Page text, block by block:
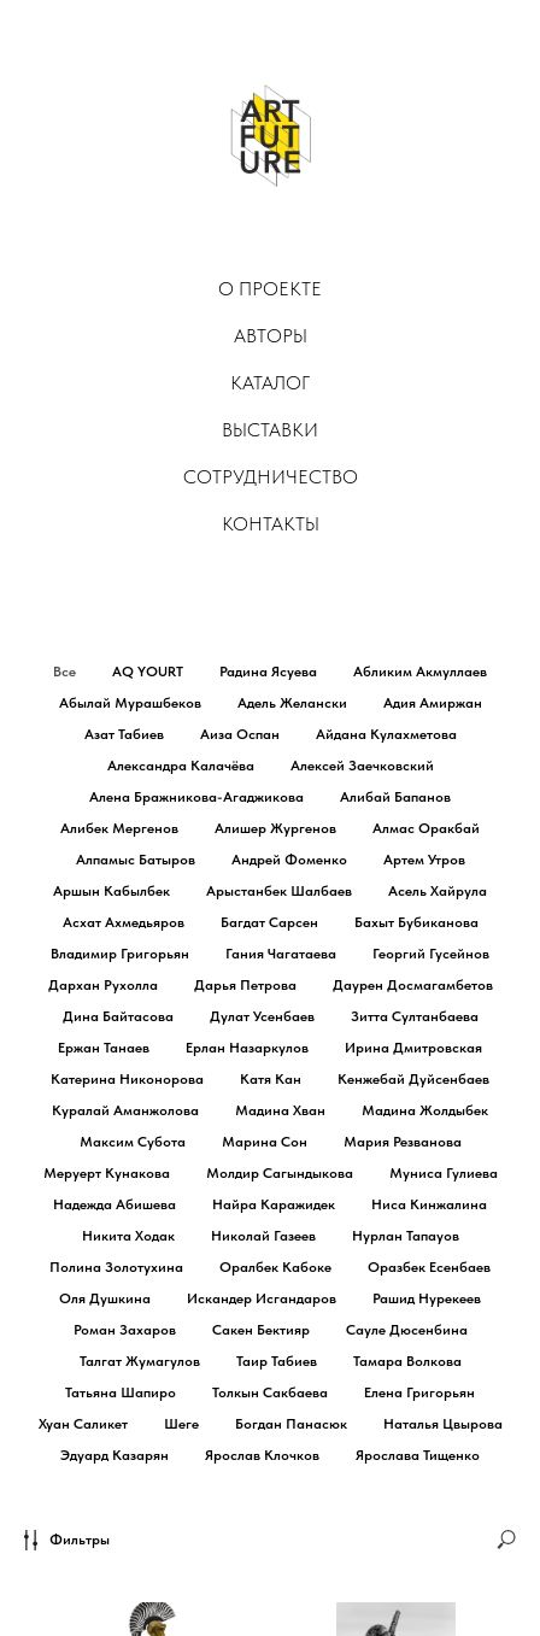
О ПРОЕКТЕ
АВТОРЫ
КАТАЛОГ
ВЫСТАВКИ
СОТРУДНИЧЕСТВО
КОНТАКТЫ
Все AQ YOURT Радина Ясуева
Абликим Акмуллаев
Абылай Мурашбеков
Адель Желански
Адия Амиржан
Азат Табиев
Аиза Оспан
Айдана Кулахметова
Александра Калачёва
Алексей Заечковский
Алена Бражникова-Агаджикова
Алибай Бапанов
Алибек Мергенов
Алишер Жургенов
Алмас Оракбай
Алпамыс Батыров
Андрей Фоменко
Артем Утров
Аршын Кабылбек
Арыстанбек Шалбаев
Асель Хайрула
Асхат Ахмедьяров
Багдат Сарсен
Бахыт Бубиканова
Владимир Григорьян
Гания Чагатаева
Георгий Гусейнов
Дархан Рухолла
Дарья Петрова
Даурен Досмагамбетов
Дина Байтасова
Дулат Усенбаев
Зитта Султанбаева
Ержан Танаев
Ерлан Назаркулов
Ирина Дмитровская
Катерина Никонорова
Катя Кан
Кенжебай Дуйсенбаев
Куралай Аманжолова
Мадина Хван
Мадина Жолдыбек
Максим Субота
Марина Сон
Мария Резванова
Меруерт Кунакова
Молдир Сагындыкова
Муниса Гулиева
Надежда Абишева
Найра Каражидек
Ниса Кинжалина
Никита Ходак
Николай Газеев
Нурлан Тапауов
Полина Золотухина
Оралбек Кабоке
Оразбек Есенбаев
Оля Душкина
Искандер Исгандаров
Рашид Нурекеев
Роман Захаров
Сакен Бектияр
Сауле Дюсенбина
Талгат Жумагулов
Таир Табиев
Тамара Волкова
Татьяна Шапиро
Толкын Сакбаева
Елена Григорьян
Хуан Саликет
Шеге Богдан Панасюк
Наталья Цвырова
Эдуард Казарян
Ярослав Клочков Ярослава Тищенко
Фильтры